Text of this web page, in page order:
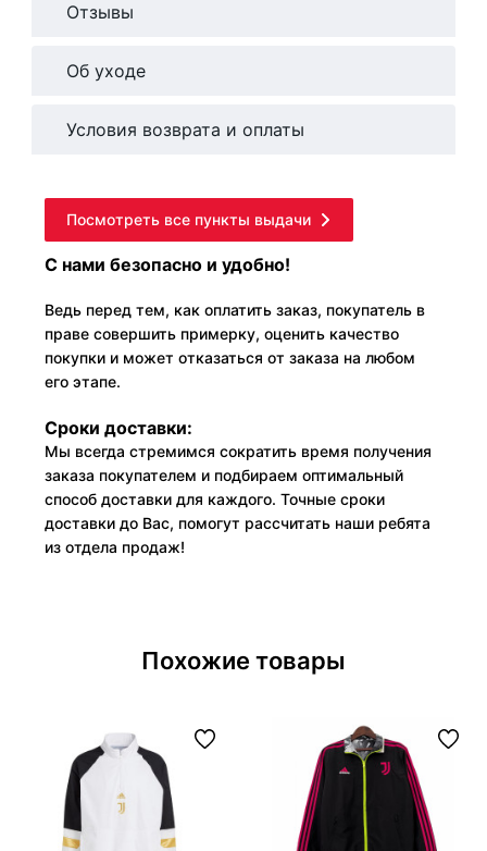
Отзывы
Об уходе
Условия возврата и оплаты
Посмотреть все пункты выдачи
С нами безопасно и удобно!
Ведь перед тем, как оплатить заказ, покупатель в
праве совершить примерку, оценить качество
покупки и может отказаться от заказа на любом
его этапе.
Сроки доставки:
Мы всегда стремимся сократить время получения
заказа покупателем и подбираем оптимальный
способ доставки для каждого. Точные сроки
доставки до Вас, помогут рассчитать наши ребята
из отдела продаж!
Похожие товары